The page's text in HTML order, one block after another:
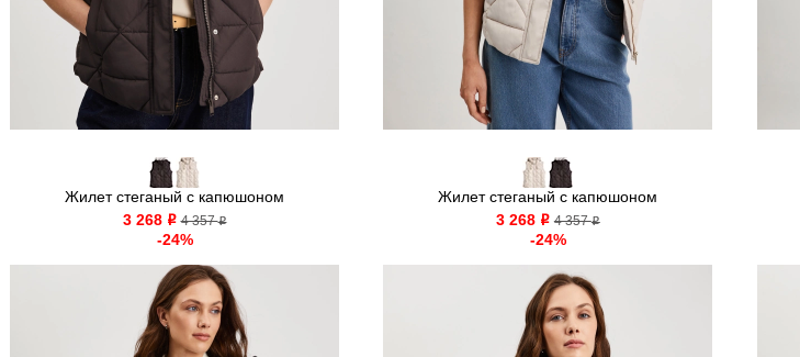
Жилет стеганый с капюшоном
3 268 o 4 357o
-24%
Жилет стеганый с капюшоном
3 268 o 4 357o
-24%